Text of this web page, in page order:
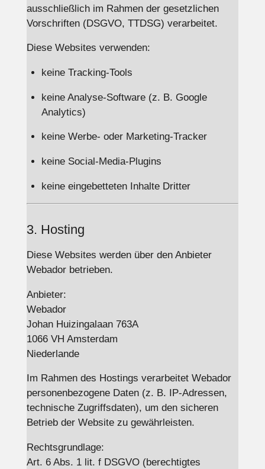
ausschließlich im Rahmen der gesetzlichen
Vorschriften (DSGVO, TTDSG) verarbeitet.
Diese Websites verwenden:
keine Tracking-Tools
keine Analyse-Software (z. B. Google
Analytics)
keine Werbe- oder Marketing-Tracker
keine Social-Media-Plugins
keine eingebetteten Inhalte Dritter
3. Hosting
Diese Websites werden über den Anbieter
Webador betrieben.
Anbieter:
Webador
Johan Huizingalaan 763A
1066 VH Amsterdam
Niederlande
Im Rahmen des Hostings verarbeitet Webador
personenbezogene Daten (z. B. IP-Adressen,
technische Zugriffsdaten), um den sicheren
Betrieb der Website zu gewährleisten.
Rechtsgrundlage:
Art. 6 Abs. 1 lit. f DSGVO (berechtigtes